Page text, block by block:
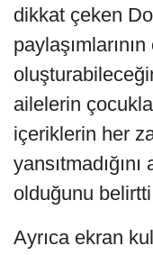
dikkat çeken
ailelerin
içeriklerin her
olduğunu
Ayrıca ekran